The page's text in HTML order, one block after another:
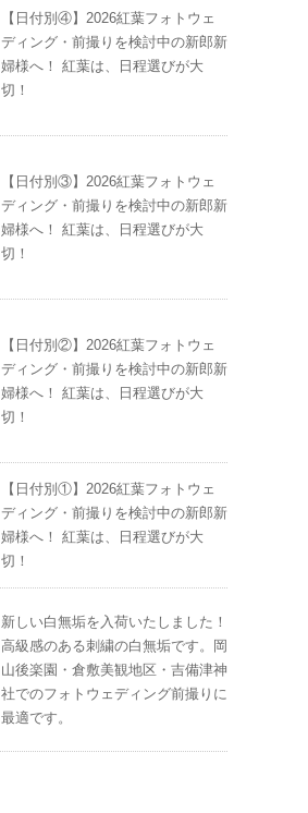
【日付別④】2026紅葉フォトウェ
ディング・前撮りを検討中の新郎新
婦様へ！ 紅葉は、日程選びが大
切！
【日付別③】2026紅葉フォトウェ
ディング・前撮りを検討中の新郎新
婦様へ！ 紅葉は、日程選びが大
切！
【日付別②】2026紅葉フォトウェ
ディング・前撮りを検討中の新郎新
婦様へ！ 紅葉は、日程選びが大
切！
【日付別①】2026紅葉フォトウェ
ディング・前撮りを検討中の新郎新
婦様へ！ 紅葉は、日程選びが大
切！
新しい白無垢を入荷いたしました！
高級感のある刺繍の白無垢です。岡
山後楽園・倉敷美観地区・吉備津神
社でのフォトウェディング前撮りに
最適です。